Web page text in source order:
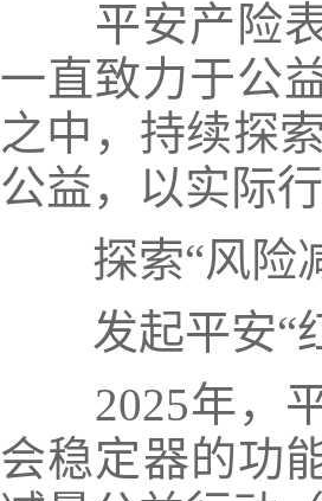
平安产险
一直致力于公
之中，持续探
公益，以实际
探索“风险
发起平安“
2025年，
会稳定器的功能